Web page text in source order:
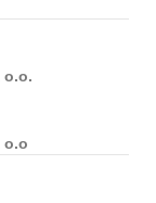
o.o.
o.o